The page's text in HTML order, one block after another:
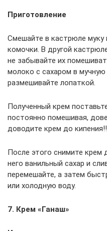
Приготовление
Смешайте в кастрюле муку
комочки. В другой
не забывайте их
молоко с сахаром в мучную
размешивайте лопаткой.
Полученный крем
постоянно помешивая,
доводите крем до
После этого снимите крем
него ванильный сахар и
перемешайте, а затем
или холодную воду.
7. Крем «Ганаш»